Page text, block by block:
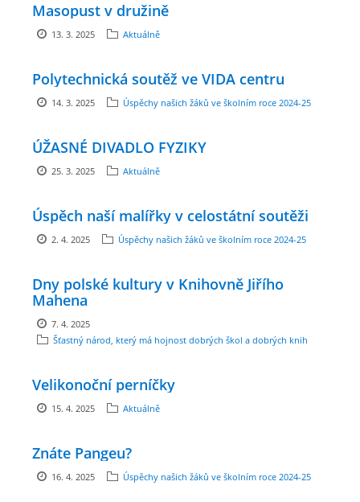
VOLNÁ PRACOVNÍ MÍSTA
ARBORETUM ŠKOLY
organizace, IČ: 70994099
PSČ 664 84
Škola: 546 453 183, mobil 739 666 402, Družina: 732 246 380, Jídelna:
© 2026 eStránky.cz
Masopust v družině
13. 3. 2025 Aktuálně
Polytechnická soutěž ve VIDA centru
14. 3. 2025 Úspěchy našich žáků ve školním roce 2024-25
ÚŽASNÉ DIVADLO FYZIKY
25. 3. 2025 Aktuálně
Úspěch naší malířky v celostátní soutěži
2. 4. 2025 Úspěchy našich žáků ve školním roce 2024-25
Dny polské kultury v Knihovně Jiřího
Mahena
7. 4. 2025
Šťastný národ, který má hojnost dobrých škol a dobrých knih
Velikonoční perníčky
15. 4. 2025 Aktuálně
Znáte Pangeu?
16. 4. 2025 Úspěchy našich žáků ve školním roce 2024-25